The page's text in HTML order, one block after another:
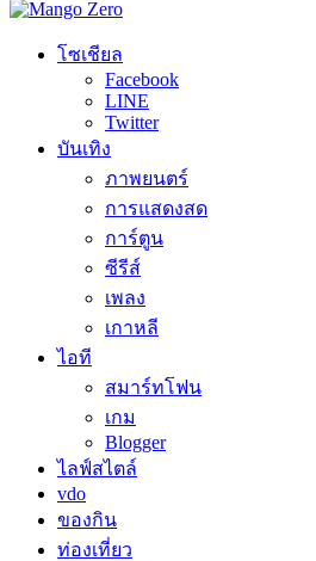
โซเชียล
Facebook
LINE
Twitter
บันเทิง
ภาพยนตร์
การแสดงสด
การ์ตูน
ซีรีส์
เพลง
เกาหลี
ไอที
สมาร์ทโฟน
เกม
Blogger
ไลฟ์สไตล์
vdo
ของกิน
ท่องเที่ยว